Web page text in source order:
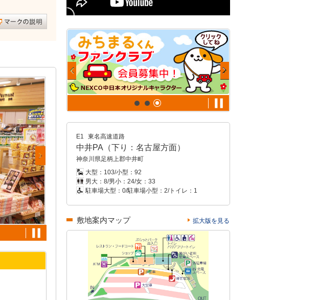
E1 東名高速道路
中井PA（下り：名古屋方面）
神奈川県足柄上郡中井町
大型：103/小型：92
男大：8/男小：24/女：33
駐車場大型：0/駐車場小型：2/トイレ：1
敷地案内マップ 拡大版を見る